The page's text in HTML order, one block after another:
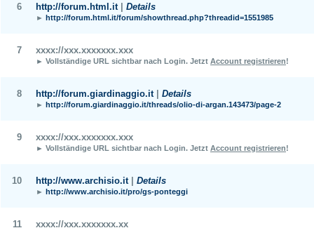
6 http://forum.html.it Details
► http://forum.html.it/forum/showthread.php?threadid=1551985
7 xxxx://xxx.xxxxxxx.xxx
► Vollständige URL sichtbar nach Login. Jetzt Account registrieren!
8 http://forum.giardinaggio.it Details
► http://forum.giardinaggio.it/threads/olio-di-argan.143473/page-2
9 xxxx://xxx.xxxxxxx.xxx
► Vollständige URL sichtbar nach Login. Jetzt Account registrieren!
10 http://www.archisio.it Details
► http://www.archisio.it/pro/gs-ponteggi
11 xxxx://xxx.xxxxxxx.xx